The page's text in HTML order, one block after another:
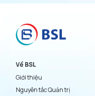
Về BSL
Giới thiệu
Nguyên tắc Quản trị